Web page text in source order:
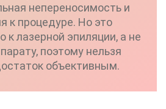
непереносимость и
к процедуре. Но это
к лазерной эпиляции, а не
поэтому нельзя
объективным.